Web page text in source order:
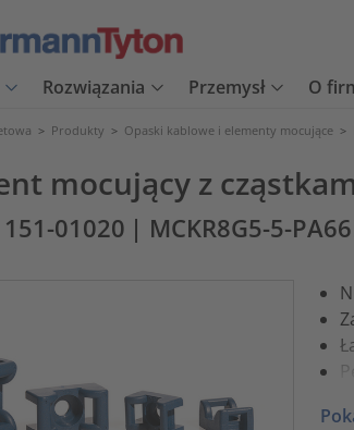
Rozwiązania Przemysł O
> Produkty > Opaski kablowe i elementy mocujące >
mocujący z
01020 | MCKR8G5-5-